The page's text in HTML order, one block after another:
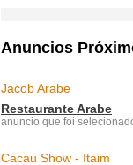
Anuncios
Jacob Arabe
Restaurante Arabe
anuncio que foi
Cacau Show - Itaim